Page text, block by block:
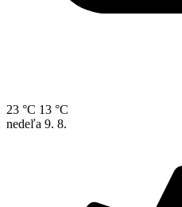
23 °C 13 °C
nedeľa 9. 8.